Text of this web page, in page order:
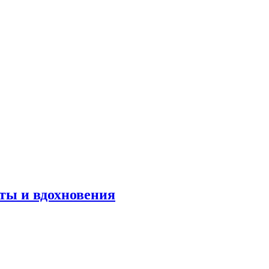
и вдохновения